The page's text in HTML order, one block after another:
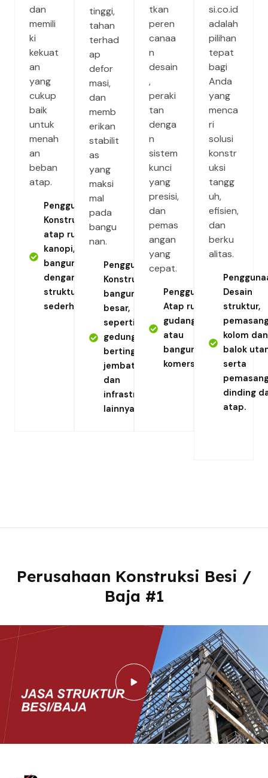
dan
memili
ki
kekuat
an
yang
cukup
baik
untuk
menah
an
beban
atap.
Penggunaan:
Konstruksi
atap rumah,
kanopi, atau
bangunan
dengan
struktur
sederhana.
tinggi,
tahan
terhad
ap
defor
masi,
dan
memb
erikan
stabilit
as
yang
maksi
mal
pada
bangu
nan.
Penggunaan:
Konstruksi
bangunan
besar,
seperti
gedung
bertingkat,
jembatan,
dan
infrastruktur
lainnya.
tkan
peren
canaa
n
desain
,
peraki
tan
denga
n
sistem
kunci
yang
presisi,
dan
pemas
angan
yang
cepat.
Penggunaan:
Atap rumah,
gudang,
atau
bangunan
komersial.
si.co.id
adalah
pilihan
tepat
bagi
Anda
yang
menca
ri
solusi
konstr
uksi
tangg
uh,
efisien,
dan
berku
alitas.
Desain
struktur,
kolom dan
balok
serta
dinding
atap.
Perusahaan Konstruksi Besi /
Baja #1